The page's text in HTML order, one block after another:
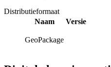
Distributieformaat
Naam
Versie
GeoPackage